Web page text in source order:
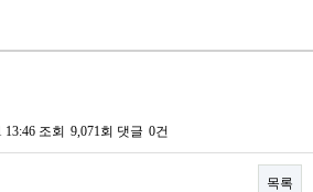
13:46 조회 9,071회 댓글 0건
목록